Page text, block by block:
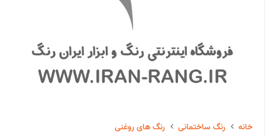
خانه رنگ ساختمانی رنگ های روغنی